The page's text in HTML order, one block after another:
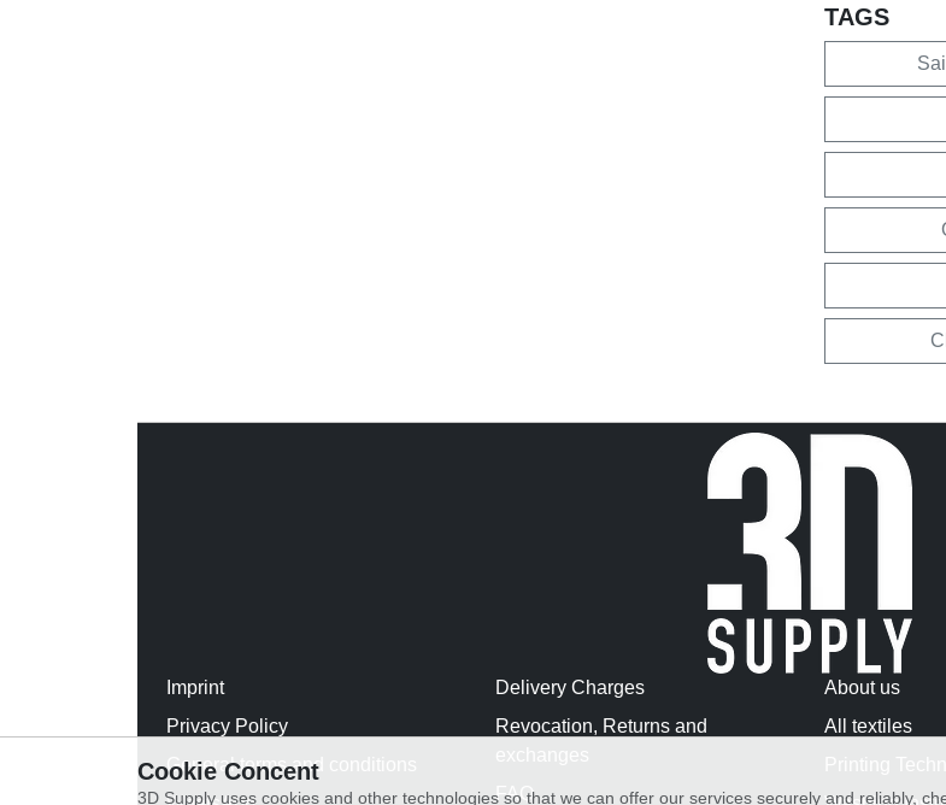
TAGS
Imprint
Privacy Policy
General terms and conditions
Delivery Charges
Revocation, Returns and
FAQ
About us
All textiles
Cookie Concent
3D Supply uses cookies and other technologies so that we can offer our services securely and reliably,